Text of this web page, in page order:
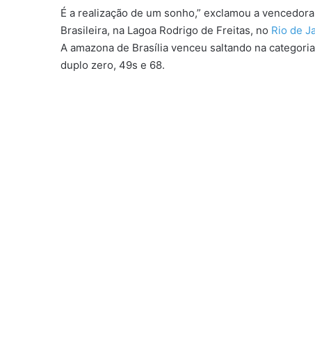
É a realização de um sonho,” exclamou a
Brasileira, na Lagoa Rodrigo de Freitas, no Rio de
A amazona de Brasília venceu saltando na
duplo zero, 49s e 68.